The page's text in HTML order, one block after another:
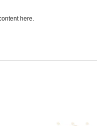
here.